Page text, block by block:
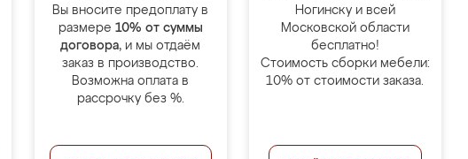
Вы вносите предоплату в
размере 10% от суммы
договора, и мы отдаём
заказ в производство.
Возможна оплата в
рассрочку без %.
Ногинску и всей
Московской области
бесплатно!
Стоимость сборки мебели:
10% от стоимости заказа.